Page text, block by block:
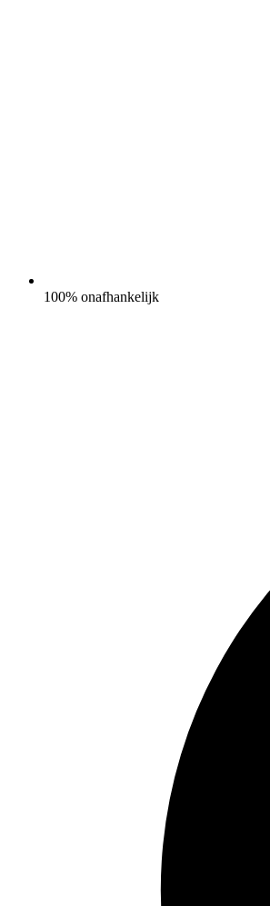
100% onafhankelijk